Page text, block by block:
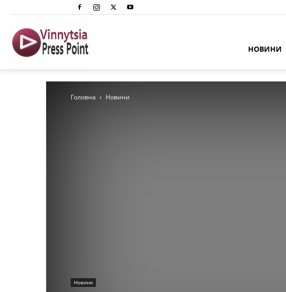
Преспоінт
НОВИНИ
Головна Новини
Новини